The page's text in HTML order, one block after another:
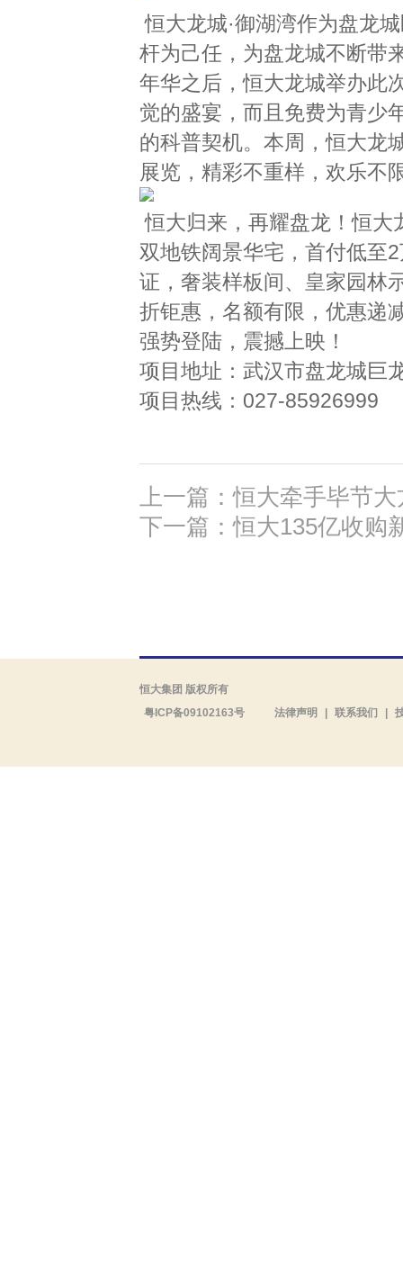
恒大龙城·御湖湾作为盘龙
杆为己任，为盘龙城不断带
年华之后，恒大龙城举办此
觉的盛宴，而且免费为青少
的科普契机。本周，恒大龙
展览，精彩不重样，欢乐不
恒大归来，再耀盘龙！恒大
双地铁阔景华宅，首付低至
证，奢装样板间、皇家园林
折钜惠，名额有限，优惠递
强势登陆，震撼上映！
项目地址：武汉市盘龙城巨
项目热线：027-85926999
上一篇：恒大牵手毕节
下一篇：恒大135亿收购
恒大集团 版权所有
粤ICP备09102163号
法律声明 联系我们